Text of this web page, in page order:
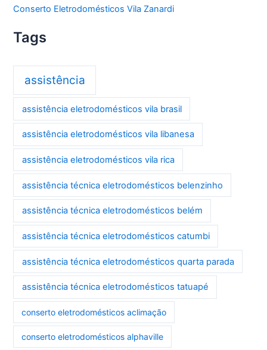
Conserto Eletrodomésticos Vila Zanardi
Tags
assistência
assistência eletrodomésticos vila brasil
assistência eletrodomésticos vila libanesa
assistência eletrodomésticos vila rica
assistência técnica eletrodomésticos belenzinho
assistência técnica eletrodomésticos belém
assistência técnica eletrodomésticos catumbi
assistência técnica eletrodomésticos quarta parada
assistência técnica eletrodomésticos tatuapé
conserto eletrodomésticos aclimação
conserto eletrodomésticos alphaville